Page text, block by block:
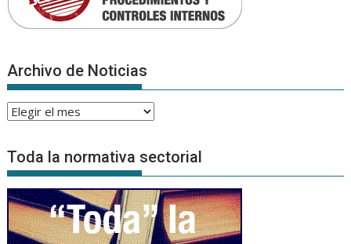
Archivo de Noticias
Archivo
Noticias
Toda la normativa sectorial